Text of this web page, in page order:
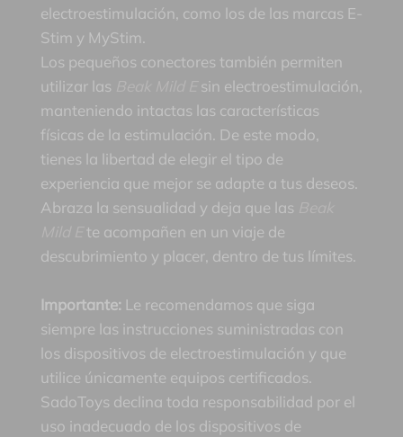
electroestimulación, como los de las marcas E-
Stim y MyStim.
Los pequeños conectores también permiten
utilizar las
sin electroestimulación,
manteniendo intactas las características
físicas de la estimulación. De este modo,
tienes la libertad de elegir el tipo de
experiencia que mejor se adapte a tus deseos.
Abraza la sensualidad y deja que las
te acompañen en un viaje de
descubrimiento y placer, dentro de tus límites.
Importante: Le recomendamos que siga
siempre las instrucciones suministradas con
los dispositivos de electroestimulación y que
utilice únicamente equipos certificados.
SadoToys declina toda responsabilidad por el
uso inadecuado de los dispositivos de